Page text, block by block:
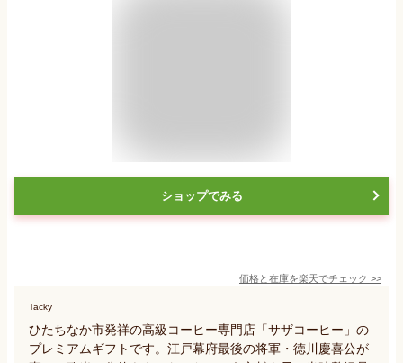
ショップでみる
価格と在庫を楽天でチェック >>
Tacky
ひたちなか市発祥の高級コーヒー専門店「サザコーヒー」の
プレミアムギフトです。江戸幕府最後の将軍・徳川慶喜公が